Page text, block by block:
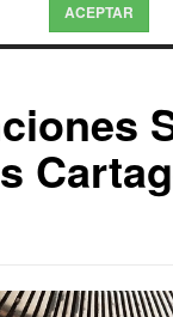
ACEPTAR